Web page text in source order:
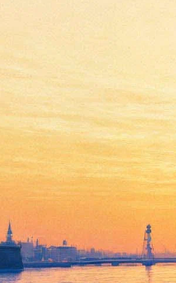
«Игры
собрал свыше 6,5
просмотров
Версия для печати
новый трейлер 7 сезона сериала